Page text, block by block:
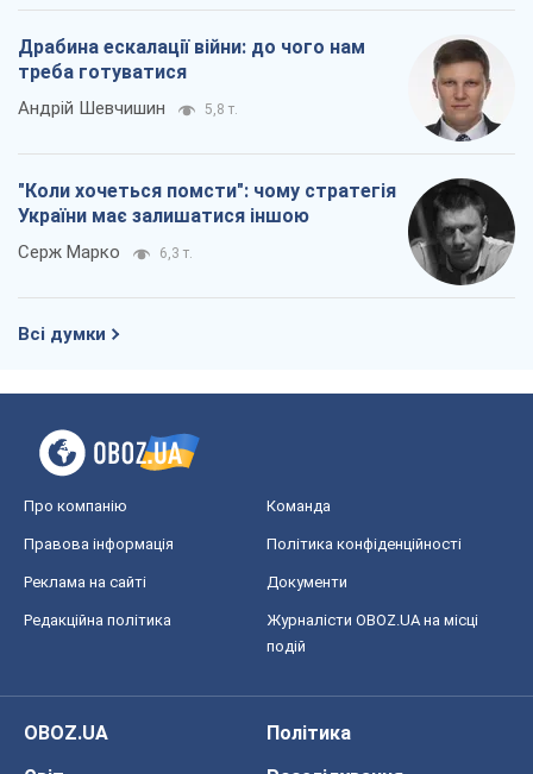
Драбина ескалації війни: до чого нам
треба готуватися
Андрій Шевчишин 5,8 т.
"Коли хочеться помсти": чому стратегія
України має залишатися іншою
Серж Марко 6,3 т.
Всі думки
Про компанію Команда
Правова інформація Політика конфіденційності
Реклама на сайті Документи
Редакційна політика
Журналісти OBOZ.UA на місці
подій
OBOZ.UA
Політика